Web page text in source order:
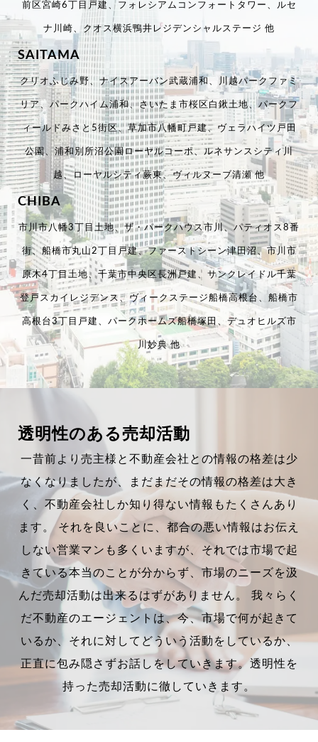
前区宮崎6丁目戸建、フォレシアムコンフォートタワー、ルセ
ナ川崎、クオス横浜鴨井レジデンシャルステージ 他
SAITAMA
クリオふじみ野、ナイスアーバン武蔵浦和、川越パークファミ
リア、パークハイム浦和、さいたま市桜区白鍬土地、パークフ
ィールドみさと5街区、草加市八幡町戸建、ヴェラハイツ戸田
公園、浦和別所沼公園ローヤルコーポ、ルネサンスシティ川
越、ローヤルシティ蕨東、ヴィルヌーブ清瀬 他
CHIBA
市川市八幡3丁目土地、ザ・パークハウス市川、パティオス8番
街、船橋市丸山2丁目戸建、ファーストシーン津田沼、市川市
原木4丁目土地、千葉市中央区長洲戸建、サンクレイドル千葉
登戸スカイレジデンス、ヴィークステージ船橋高根台、船橋市
高根台3丁目戸建、パークホームズ船橋塚田、デュオヒルズ市
川妙典 他
透明性のある売却活動
一昔前より売主様と不動産会社との情報の格差は少
なくなりましたが、まだまだその情報の格差は大き
く、不動産会社しか知り得ない情報もたくさんあり
ます。 それを良いことに、都合の悪い情報はお伝え
しない営業マンも多くいますが、それでは市場で起
きている本当のことが分からず、市場のニーズを汲
んだ売却活動は出来るはずがありません。 我々らく
だ不動産のエージェントは、今、市場で何が起きて
いるか、それに対してどういう活動をしているか、
正直に包み隠さずお話しをしていきます。透明性を
持った売却活動に徹していきます。